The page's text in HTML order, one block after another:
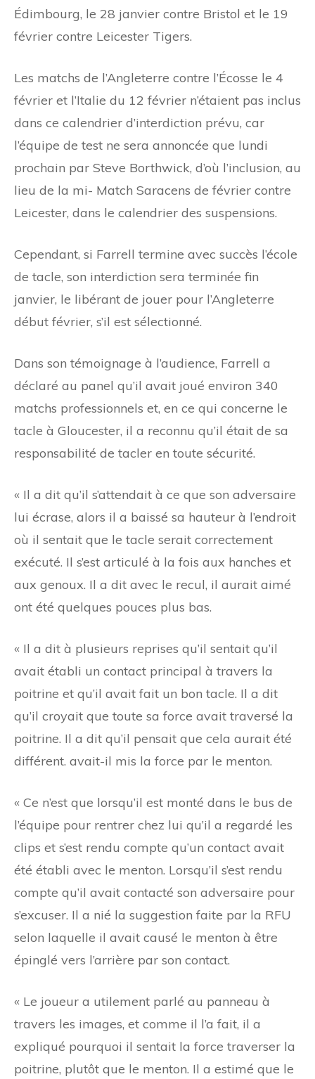
Édimbourg, le 28 janvier contre Bristol et le 19
février contre Leicester Tigers.
Les matchs de l’Angleterre contre l’Écosse le 4
février et l’Italie du 12 février n’étaient pas inclus
dans ce calendrier d’interdiction prévu, car
l’équipe de test ne sera annoncée que lundi
prochain par Steve Borthwick, d’où l’inclusion, au
lieu de la mi- Match Saracens de février contre
Leicester, dans le calendrier des suspensions.
Cependant, si Farrell termine avec succès l’école
de tacle, son interdiction sera terminée fin
janvier, le libérant de jouer pour l’Angleterre
début février, s’il est sélectionné.
Dans son témoignage à l’audience, Farrell a
déclaré au panel qu’il avait joué environ 340
matchs professionnels et, en ce qui concerne le
tacle à Gloucester, il a reconnu qu’il était de sa
responsabilité de tacler en toute sécurité.
« Il a dit qu’il s’attendait à ce que son adversaire
lui écrase, alors il a baissé sa hauteur à l’endroit
où il sentait que le tacle serait correctement
exécuté. Il s’est articulé à la fois aux hanches et
aux genoux. Il a dit avec le recul, il aurait aimé
ont été quelques pouces plus bas.
« Il a dit à plusieurs reprises qu’il sentait qu’il
avait établi un contact principal à travers la
poitrine et qu’il avait fait un bon tacle. Il a dit
qu’il croyait que toute sa force avait traversé la
poitrine. Il a dit qu’il pensait que cela aurait été
différent. avait-il mis la force par le menton.
« Ce n’est que lorsqu’il est monté dans le bus de
l’équipe pour rentrer chez lui qu’il a regardé les
clips et s’est rendu compte qu’un contact avait
été établi avec le menton. Lorsqu’il s’est rendu
compte qu’il avait contacté son adversaire pour
s’excuser. Il a nié la suggestion faite par la RFU
selon laquelle il avait causé le menton à être
épinglé vers l’arrière par son contact.
« Le joueur a utilement parlé au panneau à
travers les images, et comme il l’a fait, il a
expliqué pourquoi il sentait la force traverser la
poitrine, plutôt que le menton. Il a estimé que le